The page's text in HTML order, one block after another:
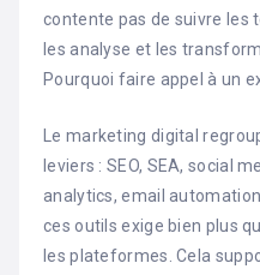
contente pas de suivre les
les analyse et les
Pourquoi faire appel à un
Le marketing digital
leviers : SEO, SEA, social
analytics, email
ces outils exige bien plus
les plateformes. Cela